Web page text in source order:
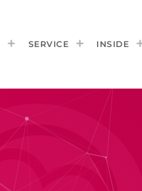
SERVICE INSIDE